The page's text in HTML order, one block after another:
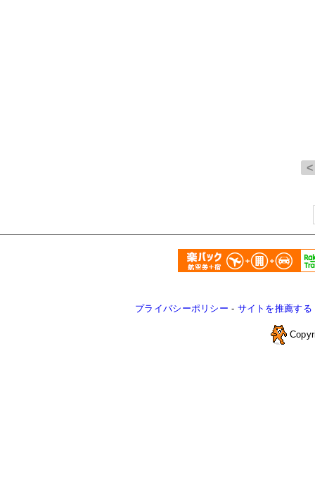
プライバシーポリシー - サイトを推薦する